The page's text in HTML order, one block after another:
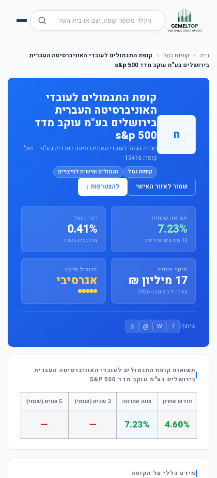
בית › קופות גמל ›
קופת התגמולים לעובדי האוניברסיטה העברית
בירושלים בע"מ עוקב מדד s&p 500
ח
קופת התגמולים לעובדי
האוניברסיטה העברית
בירושלים בע"מ עוקב מדד
s&p 500
חברת הגמל לעובדי האוניברסיטה העברית בע"מ · מס'
קופה: 15416
קופות גמל תגמולים ואישית לפיצויים
שמור לאזור האישי להצטרפות ↓
תשואה שנתית
7.23%
12 חודשים אחרונים
דמי ניהול
0.41%
מהנכסים בשנה
היקף נכסים
17 מיליון ₪
עודכן: 9 באוגוסט 2026
פרופיל סיכון
אגרסיבי
שיתוף: f
W
@
⎘
תשואות קופת התגמולים לעובדי האוניברסיטה העברית
בירושלים בע"מ עוקב מדד S&P 500
חודש אחרון שנה אחרונה 3 שנים (שנתי) 5 שנים (שנתי)
4.60%
7.23%
—
—
מידע כללי על הקופה